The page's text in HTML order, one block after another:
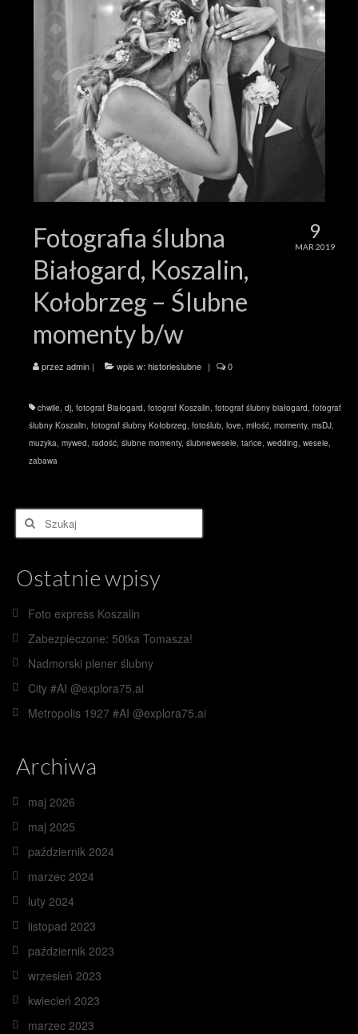
9
MAR 2019
Fotografia ślubna
Białogard, Koszalin,
Kołobrzeg – Ślubne
momenty b/w
przez admin | wpis w: historieslubne | 0
chwile, dj, fotograf Białogard, fotograf Koszalin, fotograf ślubny białogard, fotograf
ślubny Koszalin, fotograf ślubny Kołobrzeg, fotoślub, love, miłość, momenty, msDJ,
muzyka, mywed, radość, ślubne momenty, ślubnewesele, tańce, wedding, wesele,
zabawa
Szuklaj
w:
Ostatnie wpisy
Foto express Koszalin
Zabezpieczone: 50tka Tomasza!
Nadmorski plener ślubny
City #AI @explora75.ai
Metropolis 1927 #AI @explora75.ai
Archiwa
maj 2026
maj 2025
październik 2024
marzec 2024
luty 2024
listopad 2023
październik 2023
wrzesień 2023
kwiecień 2023
marzec 2023